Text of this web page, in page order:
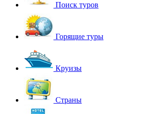
Поиск туров
Горящие туры
Круизы
Страны